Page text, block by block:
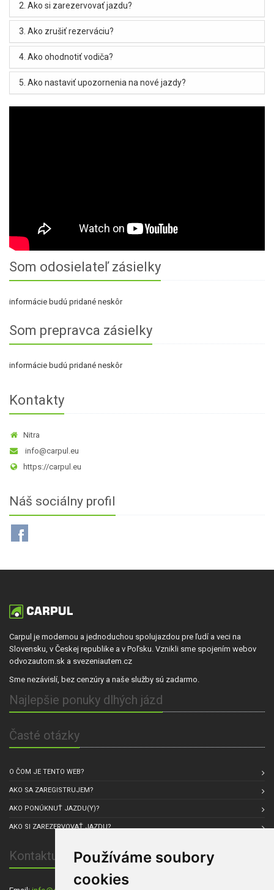
Používáme soubory
cookies
2. Ako si zarezervovať jazdu?
3. Ako zrušiť rezerváciu?
4. Ako ohodnotiť vodiča?
5. Ako nastaviť upozornenia na nové jazdy?
Som odosielateľ zásielky
informácie budú pridané neskôr
Som prepravca zásielky
informácie budú pridané neskôr
Kontakty
Nitra
info@carpul.eu
https://carpul.eu
Náš sociálny profil
Carpul je modernou a jednoduchou spolujazdou pre ľudí a veci na
Slovensku, v Českej republike a v Poľsku. Vznikli sme spojením webov
odvozautom.sk a svezeniautem.cz
Sme nezávislí, bez cenzúry a naše služby sú zadarmo.
Najlepšie ponuky dlhých jázd
Časté otázky
O ČOM JE TENTO WEB?
AKO SA ZAREGISTRUJEM?
AKO PONÚKNUŤ JAZDU(Y)?
AKO SI ZAREZERVOVAŤ JAZDU?
Kontaktuj nás